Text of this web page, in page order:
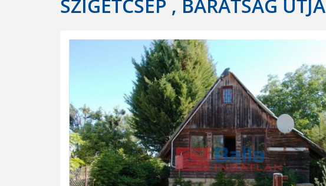
SZIGETCSÉP , BARÁTSÁG ÚTJA